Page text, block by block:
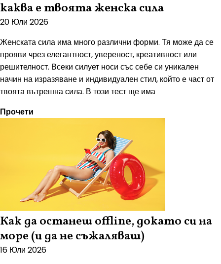
каква е твоята женска сила
20 Юли 2026
Женската сила има много различни форми. Тя може да се
прояви чрез елегантност, увереност, креативност или
решителност. Всеки силует носи със себе си уникален
начин на изразяване и индивидуален стил, който е част от
твоята вътрешна сила. В този тест ще има
Прочети
Как да останеш offline, докато си на
море (и да не съжаляваш)
16 Юли 2026